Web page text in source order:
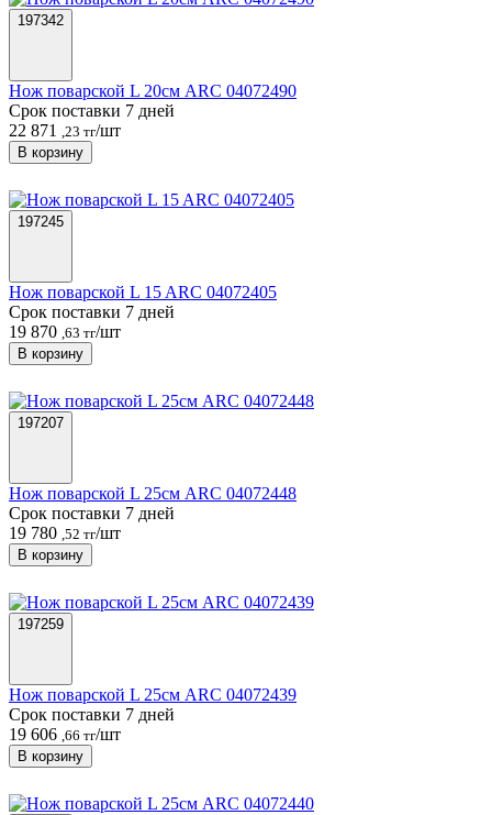
197342
Нож поварской L 20см ARC 04072490
Срок поставки 7 дней
22 871
,23 тг/шт
В корзину
197245
Нож поварской L 15 ARC 04072405
Срок поставки 7 дней
19 870 ,63 тг/шт
В корзину
197207
Нож поварской L 25см ARC 04072448
Срок поставки 7 дней
19 780 ,52 тг/шт
В корзину
197259
Нож поварской L 25см ARC 04072439
Срок поставки 7 дней
19 606 ,66 тг/шт
В корзину